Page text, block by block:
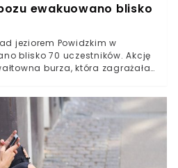
ewakuowano blisko
jeziorem Powidzkim w
blisko 70 uczestników. Akcję
burza, która zagrażała
w miejscowości Kierz
interwencji strażaków
północą zaczęła